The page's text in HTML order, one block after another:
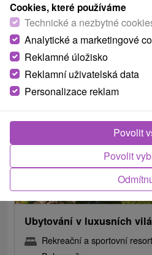
VŠECHNY TOP -
Ubytování v luxusních
Rekreační a sportovní
Cookies, které používáme
Technické a nezbytné
Analytické a marketingové
Reklamné úložisko
Reklamní uživatelská data
Personalizace reklam
Povolit
Povolit